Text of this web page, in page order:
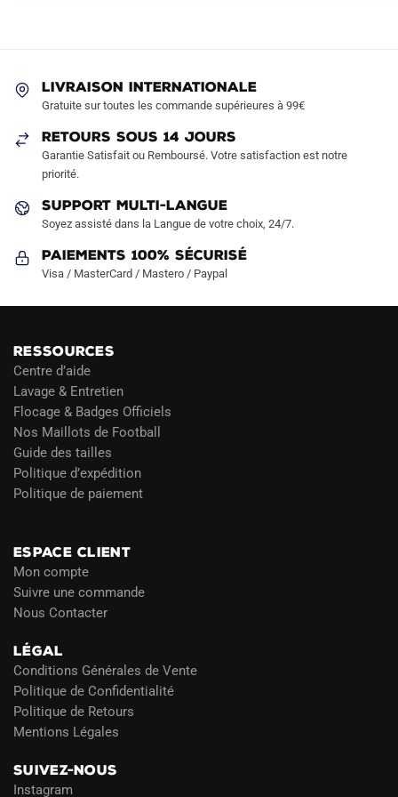
choisies
la
page
produit
page
LIVRAISON INTERNATIONALE
Gratuite sur toutes les commande supérieures à 99€
RETOURS SOUS 14 JOURS
Garantie Satisfait ou Remboursé. Votre satisfaction est notre
priorité.
SUPPORT MULTI-LANGUE
Soyez assisté dans la Langue de votre choix, 24/7.
Paiements 100% Sécurisé
Visa / MasterCard / Mastero / Paypal
RESSOURCES
Centre d’aide
Lavage & Entretien
Flocage & Badges Officiels
Nos Maillots de Football
Guide des tailles
Politique d’expédition
Politique de paiement
ESPACE CLIENT
Mon compte
Suivre une commande
Nous Contacter
LÉGAL
Conditions Générales de Vente
Politique de Confidentialité
Politique de Retours
Mentions Légales
SUIVEZ-NOUS
Instagram